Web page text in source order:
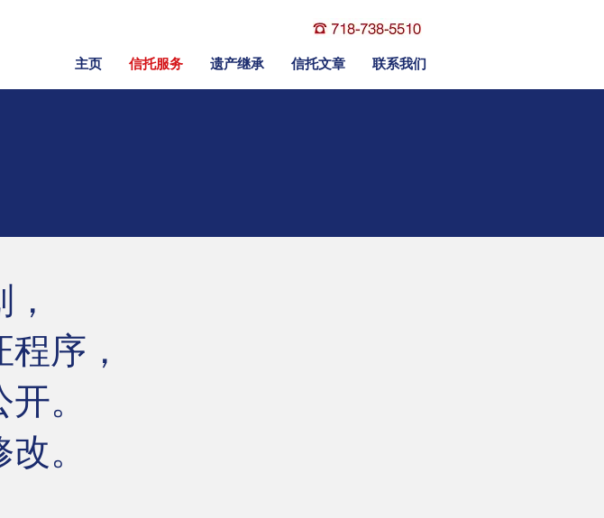
主页 信托服务 遗产继承 信托文章 联系我们
序，
。
。